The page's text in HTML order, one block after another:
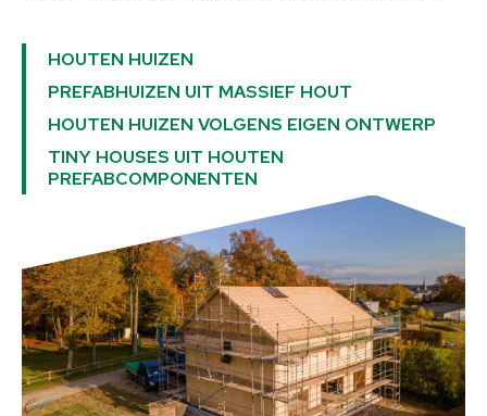
Diensten
Voor opdrachtgevers
Voor planners en architecten
Voor aannemers en vaklui
Bouwtechniek & expertise
Projecten
Woongebouwen
Handel en industrie
HOUTEN HUIZEN
PREFABHUIZEN UIT MASSIEF HOUT
HOUTEN HUIZEN VOLGENS EIGEN ONTWERP
TINY HOUSES UIT HOUTEN
PREFABCOMPONENTEN